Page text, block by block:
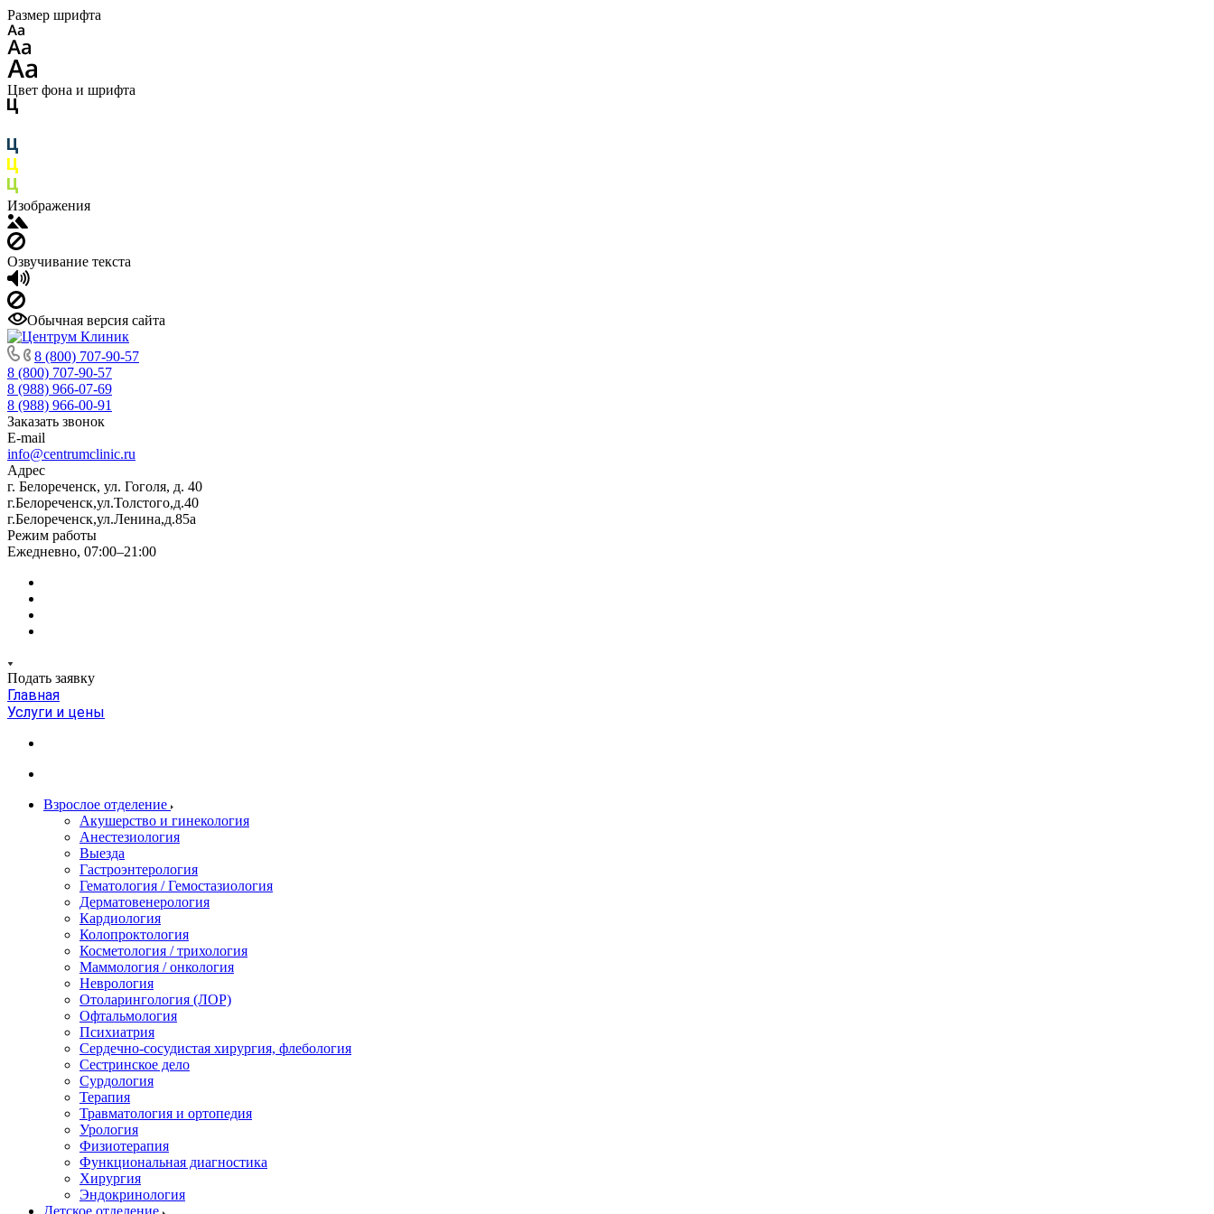
Размер шрифта
Цвет фона и шрифта
Изображения
Озвучивание текста
Обычная версия сайта
8 (800) 707-90-57
8 (800) 707-90-57
8 (988) 966-07-69
8 (988) 966-00-91
Заказать звонок
E-mail
info@centrumclinic.ru
Адрес
г. Белореченск, ул. Гоголя, д. 40
г.Белореченск,ул.Толстого,д.40
г.Белореченск,ул.Ленина,д.85а
Режим работы
Ежедневно, 07:00–21:00
Подать заявку
Главная
Услуги и цены
Взрослое отделение
Акушерство и гинекология
Анестезиология
Выезда
Гастроэнтерология
Гематология / Гемостазиология
Дерматовенерология
Кардиология
Колопроктология
Косметология / трихология
Маммология / онкология
Неврология
Отоларингология (ЛОР)
Офтальмология
Психиатрия
Сердечно-сосудистая хирургия, флебология
Сестринское дело
Сурдология
Терапия
Травматология и ортопедия
Урология
Физиотерапия
Функциональная диагностика
Хирургия
Эндокринология
Детское отделение